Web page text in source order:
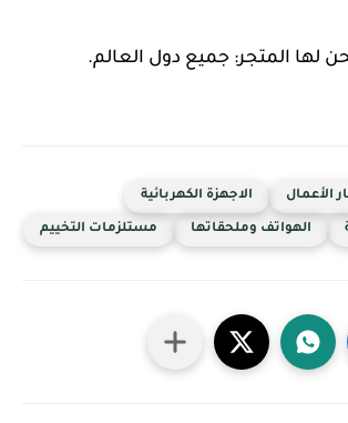
لها المتجر: جميع دول العالم.
الأعمال الاجهزة الكهربائية
الهواتف وملحقاتها مستلزمات التخييم